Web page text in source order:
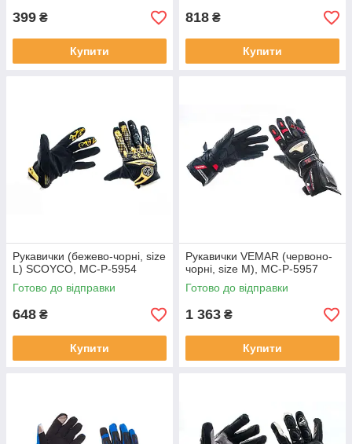
399 ₴
Купити
818 ₴
Купити
Рукавички (бежево-чорні, size
L) SCOYCO, MC-P-5954
Готово до відправки
648 ₴
Купити
Рукавички VEMAR (червоно-
чорні, size M), MC-P-5957
Готово до відправки
1 363 ₴
Купити